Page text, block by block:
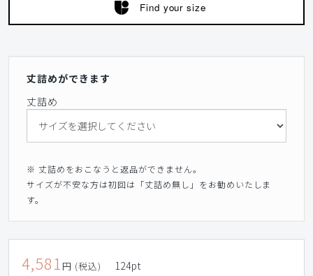
Find your size
丈詰めができます
丈詰め
※ 丈詰めをおこなうと返品ができません。
サイズが不安な方は初回は「丈詰め無し」をお勧めいたしま
す。
4,581 円 (税込) 124pt